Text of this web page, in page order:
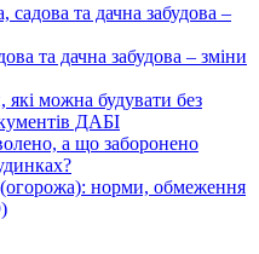
садова та дачна забудова –
та дачна забудова – зміни
які можна будувати без
ДАБІ
а що заборонено
норми, обмеження